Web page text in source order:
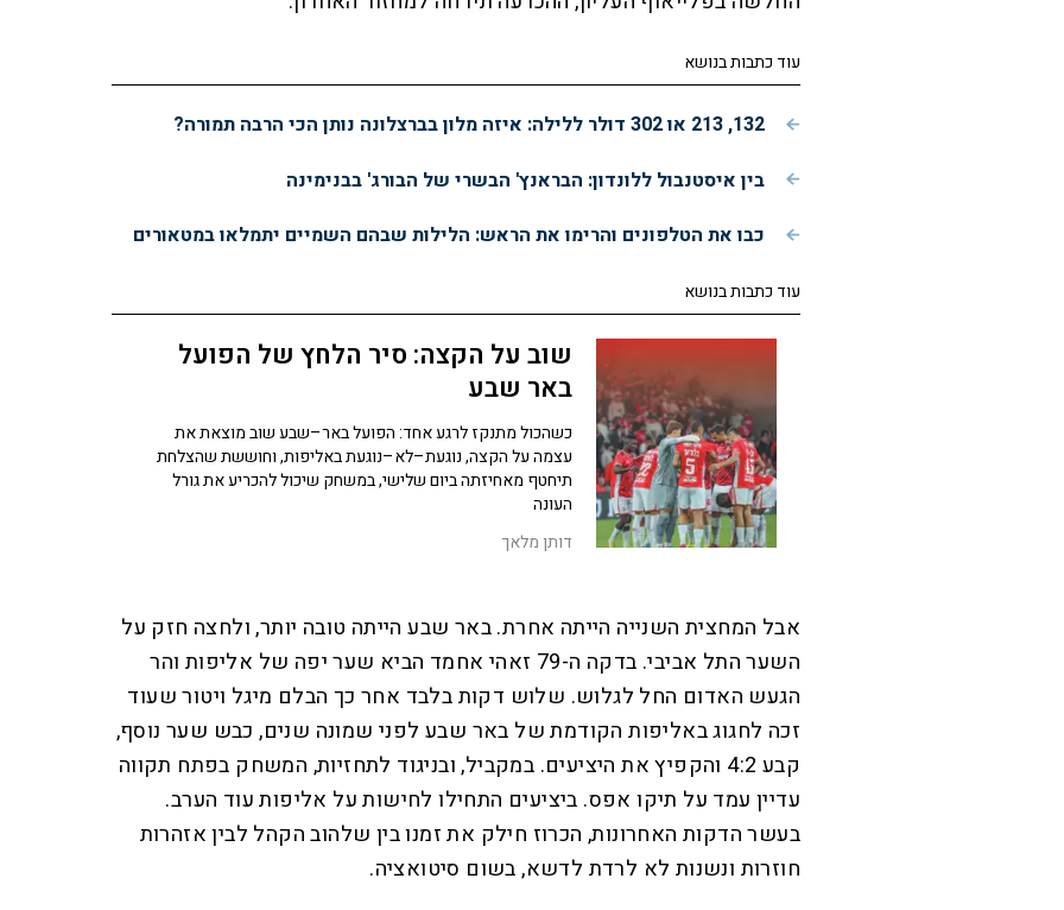
עוד כתבות בנושא
132, 213 או 302 דולר ללילה: איזה מלון בברצלונה נותן הכי הרבה תמורה?
בין איסטנבול ללונדון: הבראנץ' הבשרי של הבורג' בבנימינה
כבו את הטלפונים והרימו את הראש: הלילות שבהם השמיים יתמלאו במטאורים
עוד כתבות בנושא
שוב על הקצה: סיר הלחץ של הפועל
באר שבע
כשהכול מתנקז לרגע אחד: הפועל באר–שבע שוב מוצאת את
עצמה על הקצה, נוגעת–לא–נוגעת באליפות, וחוששת שהצלחת
תיחטף מאחיזתה ביום שלישי, במשחק שיכול להכריע את גורל
העונה
דותן מלאך
אבל המחצית השנייה הייתה אחרת. באר שבע הייתה טובה יותר, ולחצה חזק על
השער התל אביבי. בדקה ה-79 זאהי אחמד הביא שער יפה של אליפות והר
הגעש האדום החל לגלוש. שלוש דקות בלבד אחר כך הבלם מיגל ויטור שעוד
זכה לחגוג באליפות הקודמת של באר שבע לפני שמונה שנים, כבש שער נוסף,
קבע 4:2 והקפיץ את היציעים. במקביל, ובניגוד לתחזיות, המשחק בפתח תקווה
עדיין עמד על תיקו אפס. ביציעים התחילו לחישות על אליפות עוד הערב.
בעשר הדקות האחרונות, הכרוז חילק את זמנו בין שלהוב הקהל לבין אזהרות
חוזרות ונשנות לא לרדת לדשא, בשום סיטואציה.